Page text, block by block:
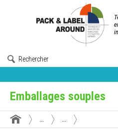
Rechercher
Emballages souples